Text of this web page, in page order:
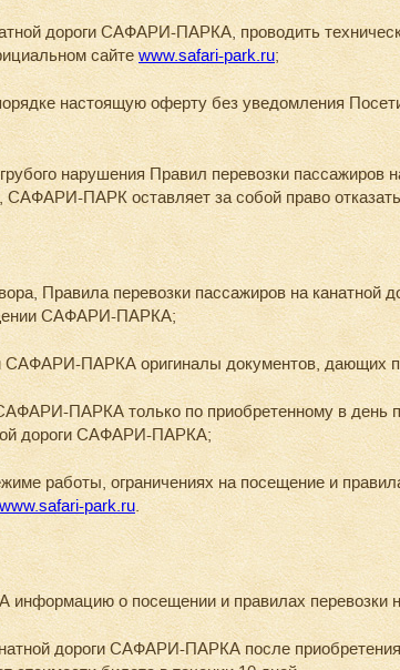
дороги САФАРИ-ПАРКА, проводить
сайтеwww.safari-park.ru;
настоящую оферту без уведомления
грубого нарушения Правил перевозки
ПАРК оставляет за собой право
Правила перевозки пассажиров на
САФАРИ-ПАРКА;
САФАРИ-ПАРКА оригиналы документов, дающих
ПАРКА только по приобретенному в день
дороги САФАРИ-ПАРКА;
работы, ограничениях на посещение и
www.safari-park.ru.
о посещении и правилах перевозки
дороги САФАРИ-ПАРКА после